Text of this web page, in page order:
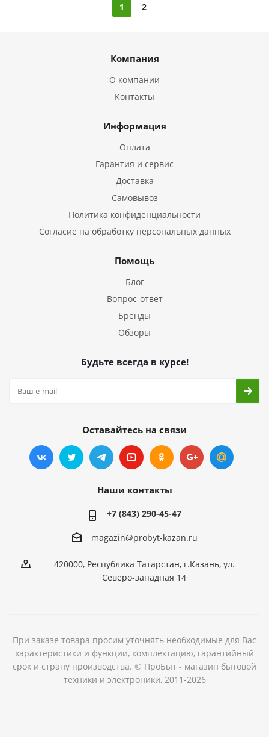
1 2
Компания
О компании
Контакты
Информация
Оплата
Гарантия и сервис
Доставка
Самовывоз
Политика конфиденциальности
Согласие на обработку персональных данных
Помощь
Блог
Вопрос-ответ
Бренды
Обзоры
Будьте всегда в курсе!
Оставайтесь на связи
Наши контакты
+7 (843) 290-45-47
magazin@probyt-kazan.ru
420000, Республика Татарстан, г.Казань, ул.
Северо-западная 14
При заказе товара просим уточнять необходимые для Вас
характеристики и функции, комплектацию, гарантийный
срок и страну производства. © ПроБыт - магазин бытовой
техники и электроники, 2011-2026